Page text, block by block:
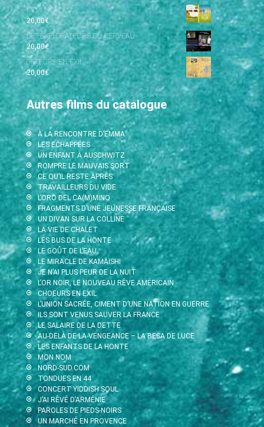
MON NOM
20,00€
LES EXPLORATEURS DU CERVEAU
20,00€
CHŒURS EN EXIL
20,00€
Autres films du catalogue
À LA RENCONTRE D’EMMA
LES ECHAPPÉES
UN ENFANT À AUSCHWITZ
ROMPRE LE MAUVAIS SORT
CE QU’IL RESTE APRÈS
TRAVAILLEURS DU VIDE
L’ORO DEL CA(M)MINO
FRAGMENTS D’UNE JEUNESSE FRANÇAISE
UN DIVAN SUR LA COLLINE
LA VIE DE CHALET
LES BUS DE LA HONTE
LE GOÛT DE L’EAU
LE MIRACLE DE KAMAISHI
JE N’AI PLUS PEUR DE LA NUIT
L’OR NOIR, LE NOUVEAU RÊVE AMÉRICAIN
CHOEURS EN EXIL
L’UNION SACRÉE, CIMENT D’UNE NATION EN GUERRE
ILS SONT VENUS SAUVER LA FRANCE
LE SALAIRE DE LA DETTE
AU-DELÀ DE LA VENGEANCE – LA BESA DE LUCE
LES ENFANTS DE LA HONTE
MON NOM
NORD-SUD.COM
TONDUES EN 44
CONCERT YIDDISH SOUL
J’AI RÊVÉ D’ARMÉNIE
PAROLES DE PIEDS-NOIRS
UN MARCHÉ EN PROVENCE